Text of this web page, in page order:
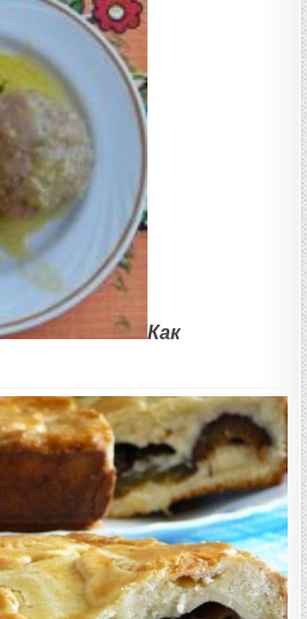
Как